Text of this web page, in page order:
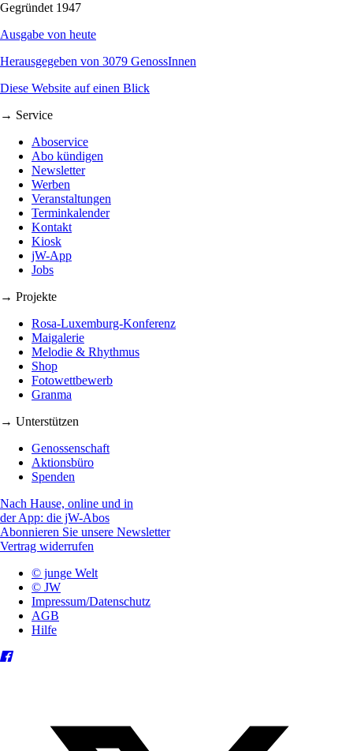
Gegründet 1947
Ausgabe von heute
Herausgegeben von 3079 GenossInnen
Diese Website auf einen Blick
→ Service
Aboservice
Abo kündigen
Newsletter
Werben
Veranstaltungen
Terminkalender
Kontakt
Kiosk
jW-App
Jobs
→ Projekte
Rosa-Luxemburg-Konferenz
Maigalerie
Melodie & Rhythmus
Shop
Fotowettbewerb
Granma
→ Unterstützen
Genossenschaft
Aktionsbüro
Spenden
Nach Hause, online und in
der App: die jW-Abos
Abonnieren Sie unsere Newsletter
Vertrag widerrufen
© junge Welt
© JW
Impressum/Datenschutz
AGB
Hilfe